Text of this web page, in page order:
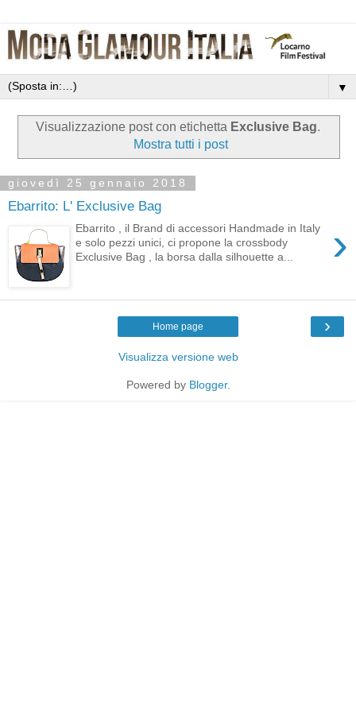
▼
Visualizzazione post con etichetta Exclusive Bag.
Mostra tutti i post
giovedì 25 gennaio 2018
Ebarrito: L' Exclusive Bag
›
Ebarrito , il Brand di accessori Handmade in Italy
e solo pezzi unici, ci propone la crossbody
Exclusive Bag , la borsa dalla silhouette a...
›
Home page
Visualizza versione web
Powered by Blogger.